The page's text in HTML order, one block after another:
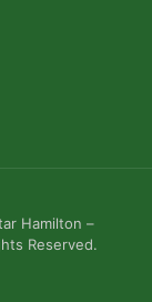
Hamilton –
Reserved.